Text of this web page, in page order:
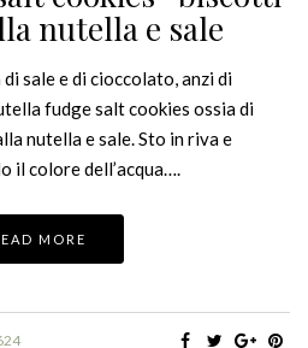
nutella e sale
sale e di cioccolato, anzi di
fudge salt cookies ossia di
nutella e sale. Sto in riva e
il colore dell’acqua….
MORE